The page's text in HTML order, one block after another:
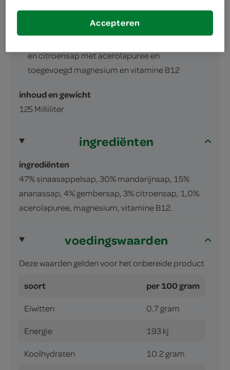
omschrijving
en citroensap met acerolapuree en
toegevoegd magnesium en vitamine B12
inhoud en gewicht
125 Milliliter
ingrediënten
ingrediënten
47% sinaasappelsap, 30% mandarijnsap, 15%
ananassap, 4% gembersap, 3% citroensap, 1,0%
acerolapuree, magnesium, vitamine B12.
voedingswaarden
Deze waarden gelden voor het onbereide product
soort per 100 gram
Eiwitten 0.7 gram
Energie 193 kj
Koolhydraten 10.2 gram
Accepteren